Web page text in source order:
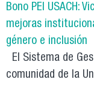
Bono PEI USACH:
mejoras
género e inclusión
El Sistema de
comunidad de la